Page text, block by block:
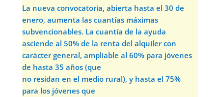
La nueva convocatoria, abierta hasta el 30 de
enero, aumenta las cuantías máximas
subvencionables. La cuantía de la ayuda
asciende al 50% de la renta del alquiler con
carácter general, ampliable al 60% para jóvenes
de hasta 35 años (que
no residan en el medio rural), y hasta el 75%
para los jóvenes que